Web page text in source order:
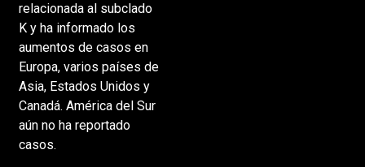
relacionada al subclado
K y ha informado los
aumentos de casos en
Europa, varios países de
Asia, Estados Unidos y
Canadá. América del Sur
aún no ha reportado
casos.